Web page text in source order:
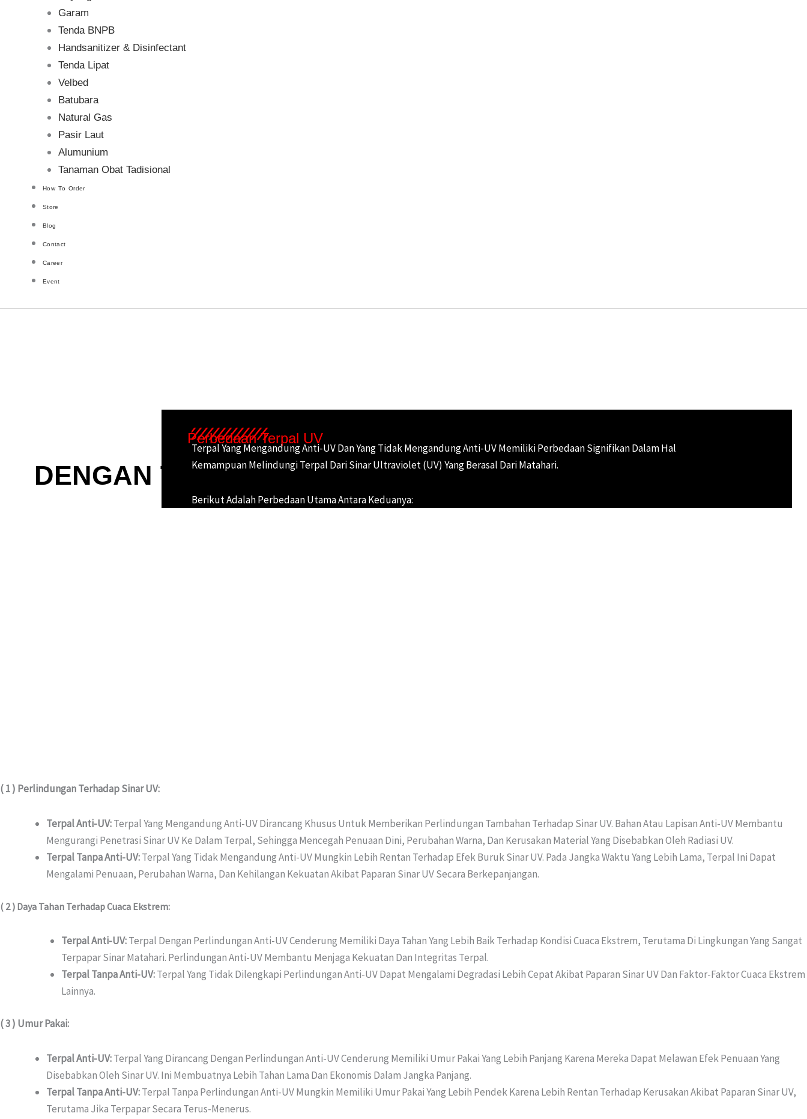
Garam
Tenda BNPB
Handsanitizer & Disinfectant
Tenda Lipat
Velbed
Batubara
Natural Gas
Pasir Laut
Alumunium
Tanaman Obat Tadisional
How To Order
Store
Blog
Contact
Career
Event
Perbedaan Terpal UV
DENGAN TERPAL YANG LAINNYA
Terpal Yang Mengandung Anti-UV Dan Yang Tidak Mengandung Anti-UV Memiliki Perbedaan Signifikan Dalam Hal
Kemampuan Melindungi Terpal Dari Sinar Ultraviolet (UV) Yang Berasal Dari Matahari.
Berikut Adalah Perbedaan Utama Antara Keduanya:
( 1 ) Perlindungan Terhadap Sinar UV:
Terpal Anti-UV:Terpal Yang Mengandung Anti-UV Dirancang Khusus Untuk Memberikan Perlindungan Tambahan Terhadap Sinar UV. Bahan Atau Lapisan Anti-UV Membantu
Mengurangi Penetrasi Sinar UV Ke Dalam Terpal, Sehingga Mencegah Penuaan Dini, Perubahan Warna, Dan Kerusakan Material Yang Disebabkan Oleh Radiasi UV.
Terpal Tanpa Anti-UV:Terpal Yang Tidak Mengandung Anti-UV Mungkin Lebih Rentan Terhadap Efek Buruk Sinar UV. Pada Jangka Waktu Yang Lebih Lama, Terpal Ini Dapat
Mengalami Penuaan, Perubahan Warna, Dan Kehilangan Kekuatan Akibat Paparan Sinar UV Secara Berkepanjangan.
( 2 ) Daya Tahan Terhadap Cuaca Ekstrem:
Terpal Anti-UV:Terpal Dengan Perlindungan Anti-UV Cenderung Memiliki Daya Tahan Yang Lebih Baik Terhadap Kondisi Cuaca Ekstrem, Terutama Di Lingkungan Yang Sangat
Terpapar Sinar Matahari. Perlindungan Anti-UV Membantu Menjaga Kekuatan Dan Integritas Terpal.
Terpal Tanpa Anti-UV:Terpal Yang Tidak Dilengkapi Perlindungan Anti-UV Dapat Mengalami Degradasi Lebih Cepat Akibat Paparan Sinar UV Dan Faktor-Faktor Cuaca Ekstrem
Lainnya.
( 3 ) Umur Pakai:
Terpal Anti-UV:Terpal Yang Dirancang Dengan Perlindungan Anti-UV Cenderung Memiliki Umur Pakai Yang Lebih Panjang Karena Mereka Dapat Melawan Efek Penuaan Yang
Disebabkan Oleh Sinar UV. Ini Membuatnya Lebih Tahan Lama Dan Ekonomis Dalam Jangka Panjang.
Terpal Tanpa Anti-UV:Terpal Tanpa Perlindungan Anti-UV Mungkin Memiliki Umur Pakai Yang Lebih Pendek Karena Lebih Rentan Terhadap Kerusakan Akibat Paparan Sinar UV,
Terutama Jika Terpapar Secara Terus-Menerus.